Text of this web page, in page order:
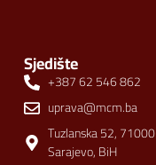
Sjedište
+387 62 546 862
uprava@mcm.ba
Tuzlanska 52, 71000
Sarajevo, BiH